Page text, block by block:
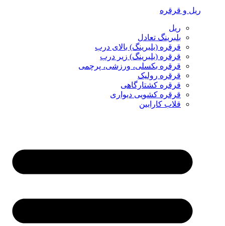
ریل و قرقره
ریل
بلبرینگ تعادل
قرقره (بلبرینگ) بالای درب
قرقره (بلبرینگ) زیر درب
قرقره بکسلی، ورزشی، پرچمی
قرقره رولیک
قرقره کشتارگاهی
قرقره کشویی دیواری
قلاب کارابین